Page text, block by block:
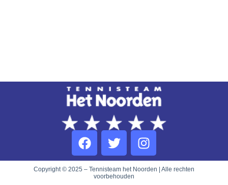
Copyright © 2025 – Tennisteam het Noorden | Alle rechten
voorbehouden